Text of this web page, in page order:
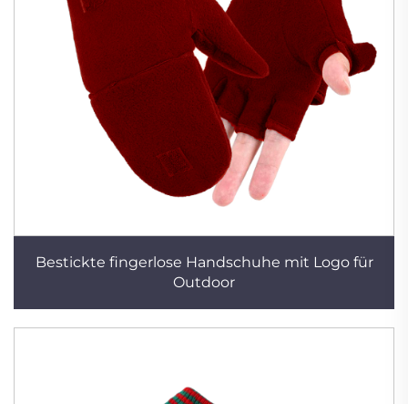
Bestickte fingerlose Handschuhe mit Logo für
Outdoor